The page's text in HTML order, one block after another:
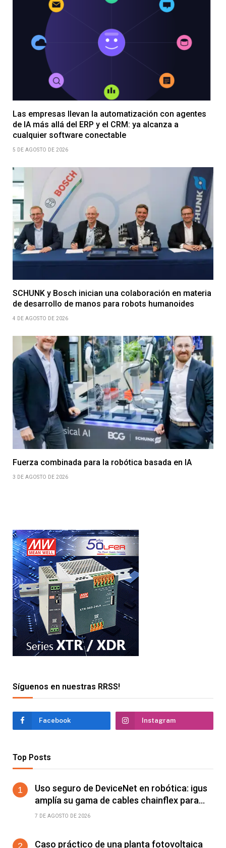
Las empresas llevan la automatización con agentes
de IA más allá del ERP y el CRM: ya alcanza a
cualquier software conectable
5 DE AGOSTO DE 2026
SCHUNK y Bosch inician una colaboración en materia
de desarrollo de manos para robots humanoides
4 DE AGOSTO DE 2026
Fuerza combinada para la robótica basada en IA
3 DE AGOSTO DE 2026
Síguenos en nuestras RRSS!
Facebook Instagram
Top Posts
Uso seguro de DeviceNet en robótica: igus
amplía su gama de cables chainflex para
torsión de ±360°/m
7 DE AGOSTO DE 2026
Caso práctico de una planta fotovoltaica